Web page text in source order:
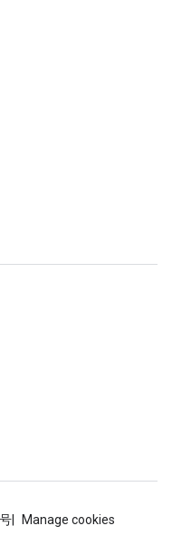
Manage cookies